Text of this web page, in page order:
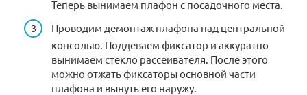
Теперь вынимаем плафон с посадочного места.
Проводим демонтаж плафона над центральной
консолью. Поддеваем фиксатор и аккуратно
вынимаем стекло рассеивателя. После этого
можно отжать фиксаторы основной части
плафона и вынуть его наружу.